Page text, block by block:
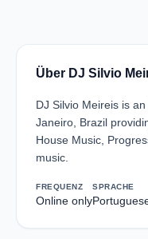
Über DJ Silvio
DJ Silvio Meireis is
Janeiro, Brazil
House Music,
music.
FREQUENZ
Online only
SPRACHE